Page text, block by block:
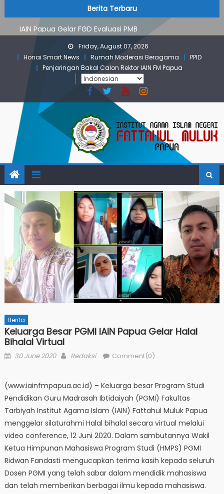
to
content
Berita Terbaru
IAIN Papua Gelar FGD Evaluasi PMB
KKN IAIN Papua: Kelompok Skow Sae Kolaborasi dengan
KKN UGM dan Uncen
Para Mahasiswa PGMI IAIN Papua Tembus Jurnal
Terindeks Google Scholar
Pembekalan KKN: Bangun Komunikasi Aktif dengan
Masyarakat
PMB Jalur Mandiri: Peserta Ujian Dari Lanny Jaya Hingga
Maluku
Friday, August 07, 2026
Honai Smart News
Rumah Moderasi Beragama
PPID
Penjaringan Bakal Calon Rektor IAIN FM Papua
Berita
Keluarga Besar PGMI IAIN Papua Gelar Halal
Bihalal Virtual
Posted
30 June 2020 Author
Redaksi Comment(0)
(www.iainfmpapua.ac.id) – Keluarga besar Program Studi
Pendidikan Guru Madrasah Ibtidaiyah (PGMI) Fakultas
Tarbiyah Institut Agama Islam (IAIN) Fattahul Muluk Papua
menggelar silaturahmi Halal bihalal secara virtual melalui
video conference, 12 Juni 2020. Dalam sambutannya Wakil
Ketua Himpunan Mahasiswa Program Studi (HMPS) PGMI
Ridwan Fandasti mengucapkan terima kasih kepada seluruh
Dosen PGMI yang telah sabar dalam mendidik mahasiswa
dan telah memberikan berbagai ilmu kepada mahasiswa.